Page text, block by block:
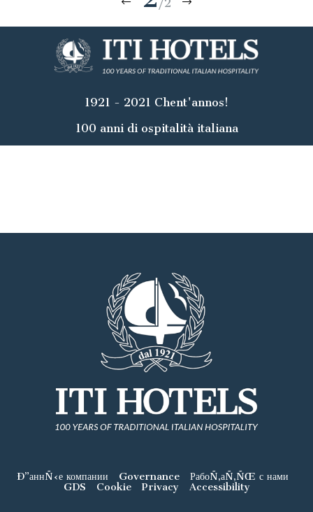
/2
1921 - 2021 Chent'annos!
100 anni di ospitalità italiana
Ð”аннÑ‹е компании Governance
РабоÑ‚аÑ‚ÑŒ с нами
GDS
Cookie Privacy Accessibility